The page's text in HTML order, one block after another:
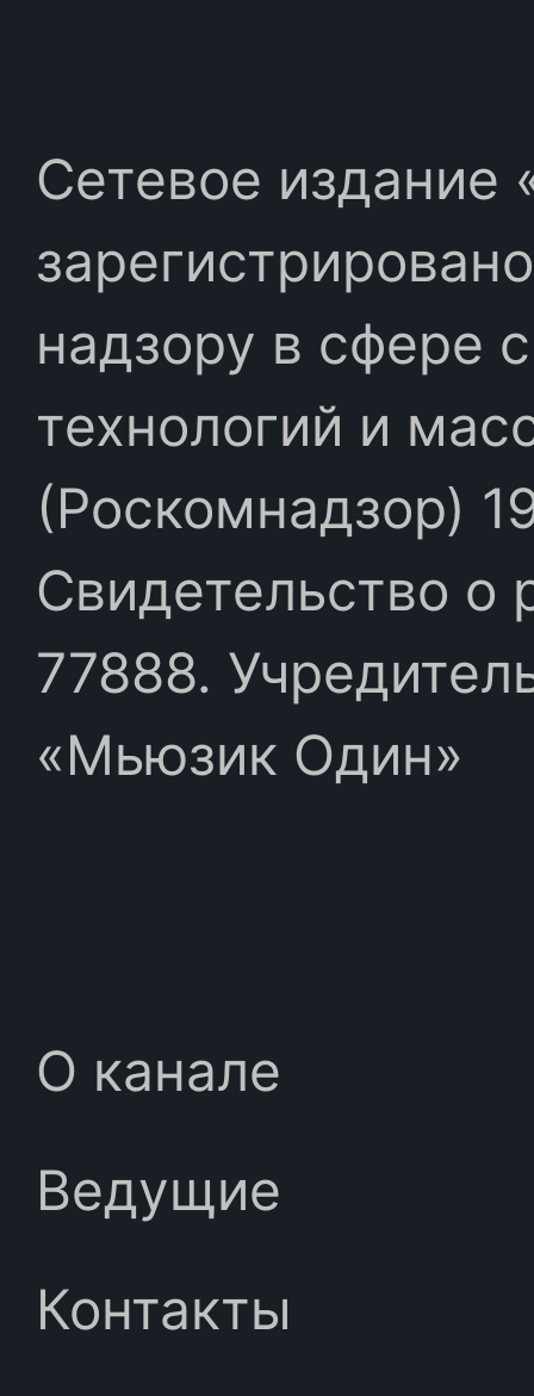
Сетевое издание
надзору в сфере
технологий и
(Роскомнадзор)
Свидетельство
77888.
«Мьюзик Один»
О канале
Ведущие
Контакты